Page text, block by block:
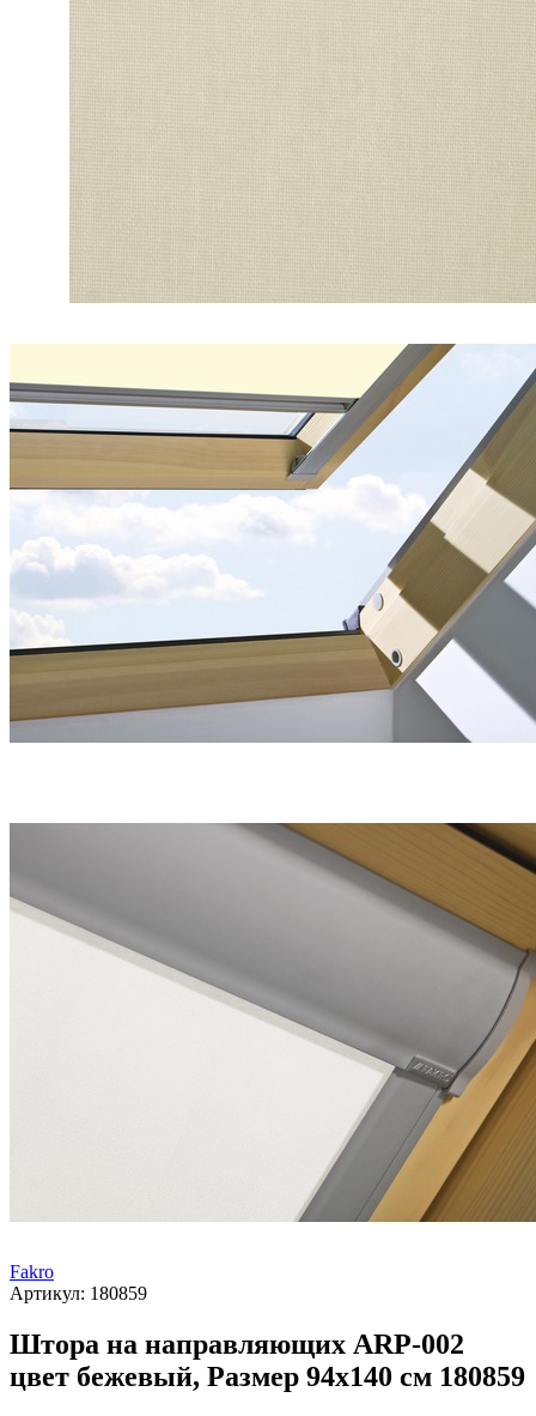
Fakro
Артикул: 180859
Штора на направляющих ARP-002
цвет бежевый, Размер 94х140 см 180859